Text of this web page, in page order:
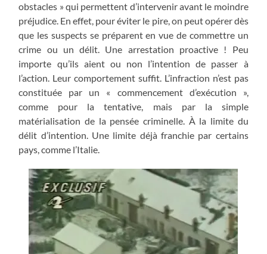
obstacles » qui permettent d’intervenir avant le moindre
préjudice. En effet, pour éviter le pire, on peut opérer dès
que les suspects se préparent en vue de commettre un
crime ou un délit. Une arrestation proactive ! Peu
importe qu’ils aient ou non l’intention de passer à
l’action. Leur comportement suffit. L’infraction n’est pas
constituée par un « commencement d’exécution »,
comme pour la tentative, mais par la simple
matérialisation de la pensée criminelle. À la limite du
délit d’intention. Une limite déjà franchie par certains
pays, comme l’Italie.